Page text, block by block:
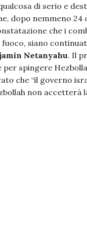
di serio e
dopo nemmeno 24
che i
siano
Netanyahu. Il
spingere
che “il governo
non accetterà